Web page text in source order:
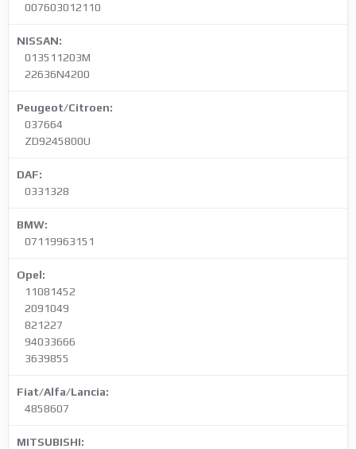
007603012110
NISSAN:
013511203M
22636N4200
Peugeot/Citroen:
037664
ZD9245800U
DAF:
0331328
BMW:
07119963151
Opel:
11081452
2091049
821227
94033666
3639855
Fiat/Alfa/Lancia:
4858607
MITSUBISHI: